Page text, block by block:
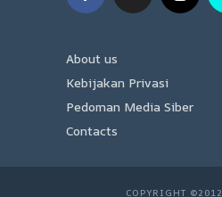
About us
Kebijakan Privasi
Pedoman Media Siber
Contacts
COPYRIGHT ©2012